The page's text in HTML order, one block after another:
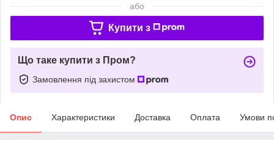
або
Купити з
Що таке купити з Пром?
Замовлення під захистом
Опис Характеристики Доставка Оплата Умови